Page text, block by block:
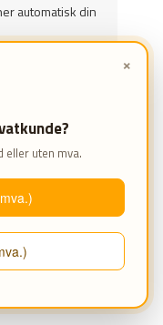
×
uten mva.
automatisk din